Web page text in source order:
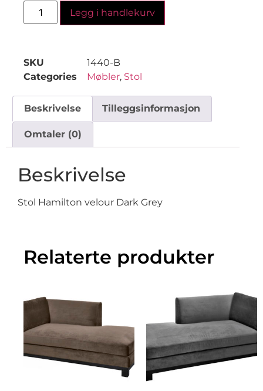
Legg i handlekurv
SKU
1440-B
Categories
Møbler, Stol
Beskrivelse Tilleggsinformasjon
Omtaler (0)
Beskrivelse
Stol Hamilton velour Dark Grey
Relaterte produkter